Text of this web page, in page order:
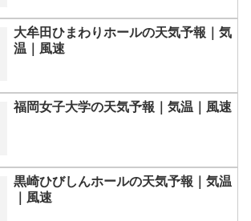
大牟田ひまわりホールの天気予報｜気
温｜風速
福岡女子大学の天気予報｜気温｜風速
黒崎ひびしんホールの天気予報｜気温
｜風速